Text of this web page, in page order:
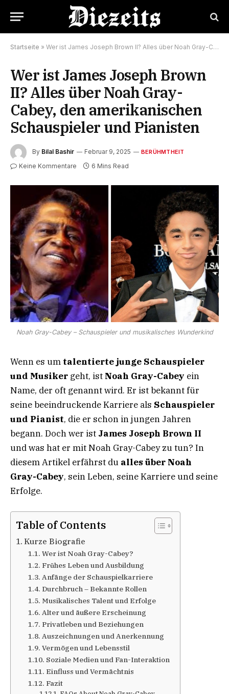
Startseite » Wer ist James Joseph Brown II? Alles über Noah Gray-Cabey, den amerikanischen Schauspieler und Pianisten
Wer ist James Joseph Brown
II? Alles über Noah Gray-
Cabey, den amerikanischen
Schauspieler und Pianisten
By Bilal Bashir Februar 9, 2025 BERÜHMTHEIT
Keine Kommentare 6 Mins Read
Noah Gray-Cabey – Schauspieler und musikalisches Wunderkind
Wenn es um talentierte junge Schauspieler
und Musiker geht, ist Noah Gray-Cabey ein
Name, der oft genannt wird. Er ist bekannt für
seine beeindruckende Karriere als Schauspieler
und Pianist, die er schon in jungen Jahren
begann. Doch wer ist James Joseph Brown II
und was hat er mit Noah Gray-Cabey zu tun? In
diesem Artikel erfährst du alles über Noah
Gray-Cabey, sein Leben, seine Karriere und seine
Erfolge.
Table of Contents
Kurze Biografie
Wer ist Noah Gray-Cabey?
Frühes Leben und Ausbildung
Anfänge der Schauspielkarriere
Durchbruch – Bekannte Rollen
Musikalisches Talent und Erfolge
Alter und äußere Erscheinung
Privatleben und Beziehungen
Auszeichnungen und Anerkennung
Vermögen und Lebensstil
Soziale Medien und Fan-Interaktion
Einfluss und Vermächtnis
Fazit